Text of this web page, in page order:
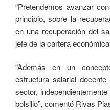
“Pretendemos avanzar
principio, sobre la
en una recuperación del
jefe de la cartera
“Además en un
estructura salarial
sector,
bolsillo”, comentó Rivas